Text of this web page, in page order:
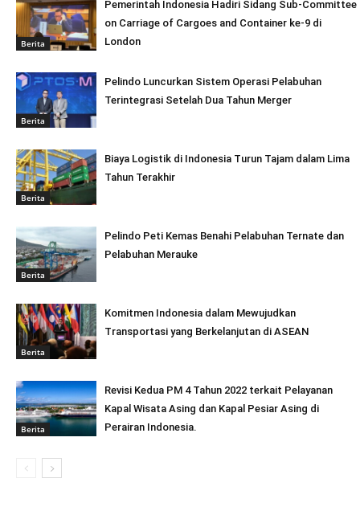
Berita
Pemerintah Indonesia Hadiri Sidang Sub-Committee
on Carriage of Cargoes and Container ke-9 di
London
Berita
Pelindo Luncurkan Sistem Operasi Pelabuhan
Terintegrasi Setelah Dua Tahun Merger
Berita
Biaya Logistik di Indonesia Turun Tajam dalam Lima
Tahun Terakhir
Berita
Pelindo Peti Kemas Benahi Pelabuhan Ternate dan
Pelabuhan Merauke
Berita
Komitmen Indonesia dalam Mewujudkan
Transportasi yang Berkelanjutan di ASEAN
Berita
Revisi Kedua PM 4 Tahun 2022 terkait Pelayanan
Kapal Wisata Asing dan Kapal Pesiar Asing di
Perairan Indonesia.